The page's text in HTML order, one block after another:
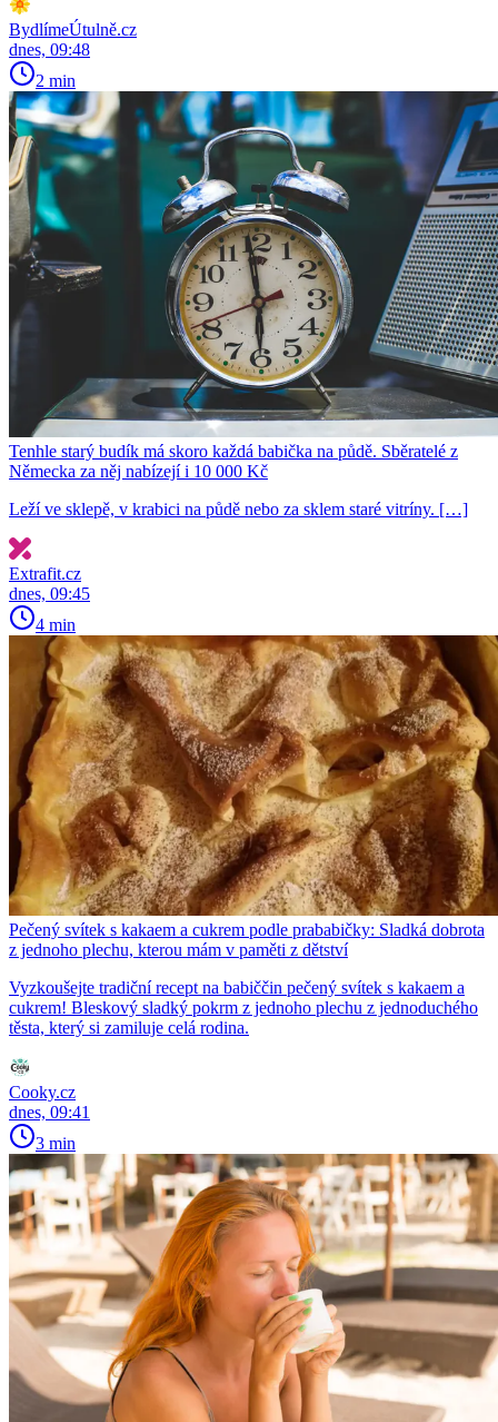
BydlímeÚtulně.cz
dnes, 09:48
2 min
Tenhle starý budík má skoro každá babička na půdě. Sběratelé z
Německa za něj nabízejí i 10 000 Kč
Leží ve sklepě, v krabici na půdě nebo za sklem staré vitríny. […]
Extrafit.cz
dnes, 09:45
4 min
Pečený svítek s kakaem a cukrem podle prababičky: Sladká dobrota
z jednoho plechu, kterou mám v paměti z dětství
Vyzkoušejte tradiční recept na babiččin pečený svítek s kakaem a
cukrem! Bleskový sladký pokrm z jednoho plechu z jednoduchého
těsta, který si zamiluje celá rodina.
Cooky.cz
dnes, 09:41
3 min